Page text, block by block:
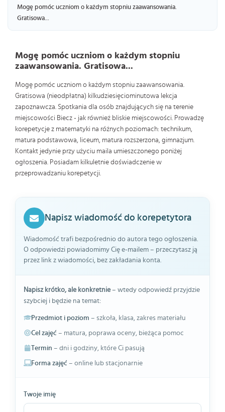
Mogę pomóc uczniom o każdym stopniu zaawansowania.
Gratisowa...
Mogę pomóc uczniom o każdym stopniu
zaawansowania. Gratisowa...
Mogę pomóc uczniom o każdym stopniu zaawansowania.
Gratisowa (nieodpłatna) kilkudziesięciominutowa lekcja
zapoznawcza. Spotkania dla osób znajdujących się na terenie
miejscowości Biecz - jak również bliskie miejscowości. Prowadzę
korepetycje z matematyki na różnych poziomach: technikum,
matura podstawowa, liceum, matura rozszerzona, gimnazjum.
Kontakt jedynie przy użyciu maila umieszczonego poniżej
ogłoszenia. Posiadam kilkuletnie doświadczenie w
przeprowadzaniu korepetycji.
Napisz wiadomość do korepetytora
Wiadomość trafi bezpośrednio do autora tego ogłoszenia.
O odpowiedzi powiadomimy Cię e-mailem – przeczytasz ją
przez link z wiadomości, bez zakładania konta.
Napisz krótko, ale konkretnie– wtedy odpowiedź przyjdzie
szybciej i będzie na temat:
Przedmiot i poziom – szkoła, klasa, zakres materiału
Cel zajęć – matura, poprawa oceny, bieżąca pomoc
Termin – dni i godziny, które Ci pasują
Forma zajęć – online lub stacjonarnie
Twoje imię